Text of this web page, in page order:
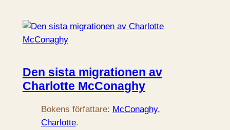
Den sista migrationen av
Charlotte McConaghy
Bokens författare: McConaghy,
Charlotte.